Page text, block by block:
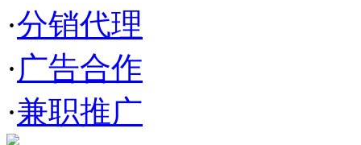
·分销代理
·广告合作
·兼职推广